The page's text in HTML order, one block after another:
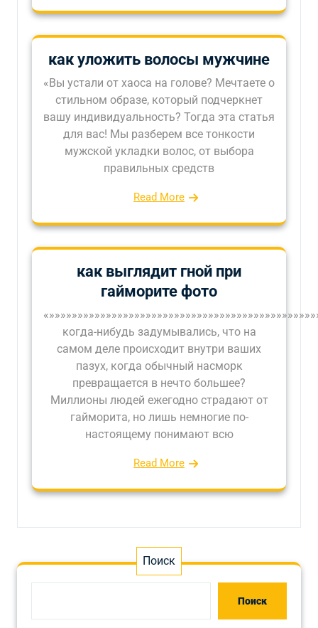
как уложить волосы мужчине
«Вы устали от хаоса на голове? Мечтаете о
стильном образе, который подчеркнет
вашу индивидуальность? Тогда эта статья
для вас! Мы разберем все тонкости
мужской укладки волос, от выбора
правильных средств
Read More
как выглядит гной при
гайморите фото
когда-нибудь задумывались, что на
самом деле происходит внутри ваших
пазух, когда обычный насморк
превращается в нечто большее?
Миллионы людей ежегодно страдают от
гайморита, но лишь немногие по-
настоящему понимают всю
Read More
Поиск
Поиск